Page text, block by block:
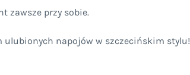
zawsze przy sobie.
napojów w szczecińskim stylu!